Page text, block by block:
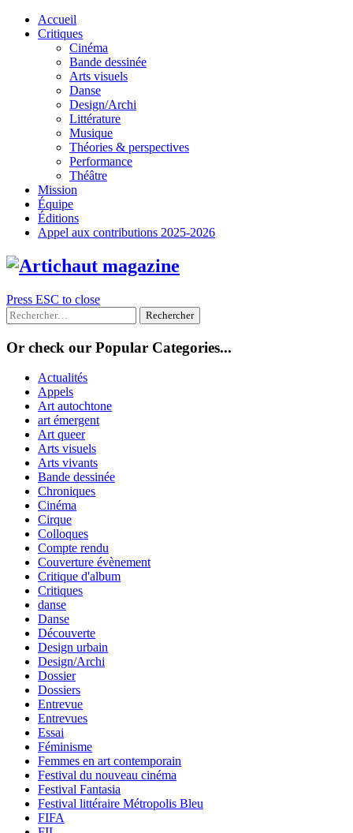
Skip
Accueil
Critiques
Cinéma
Bande dessinée
Arts visuels
Danse
Design/Archi
Littérature
Musique
Théories & perspectives
Performance
Théâtre
Mission
Équipe
Éditions
Appel aux contributions 2025-2026
Press ESC to close
Rechercher :
Or check our Popular Categories...
Actualités
Appels
Art autochtone
art émergent
Art queer
Arts visuels
Arts vivants
Bande dessinée
Chroniques
Cinéma
Cirque
Colloques
Compte rendu
Couverture évènement
Critique d'album
Critiques
danse
Danse
Découverte
Design urbain
Design/Archi
Dossier
Dossiers
Entrevue
Entrevues
Essai
Féminisme
Femmes en art contemporain
Festival du nouveau cinéma
Festival Fantasia
Festival littéraire Métropolis Bleu
FIFA